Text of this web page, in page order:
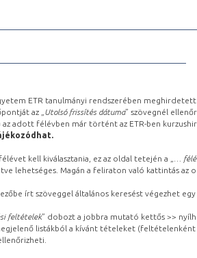
ETR tanulmányi rendszerében
az „ Utolsó frissítés dátuma” szövegnél
az adott félévben már történt az ETR-ben
kell kiválasztania, ez az oldal tetején a „
…
lehetséges. Magán a feliraton való kattintás az
írt szöveggel általános keresést végezhet
feltételek” dobozt a jobbra mutató kettős >>
listákból a kívánt tételeket (feltételenként